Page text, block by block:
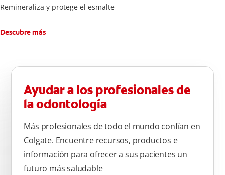
Remineraliza y protege el esmalte
Descubre más
Ayudar a los profesionales de
la odontología
Más profesionales de todo el mundo confían en
Colgate. Encuentre recursos, productos e
información para ofrecer a sus pacientes un
futuro más saludable